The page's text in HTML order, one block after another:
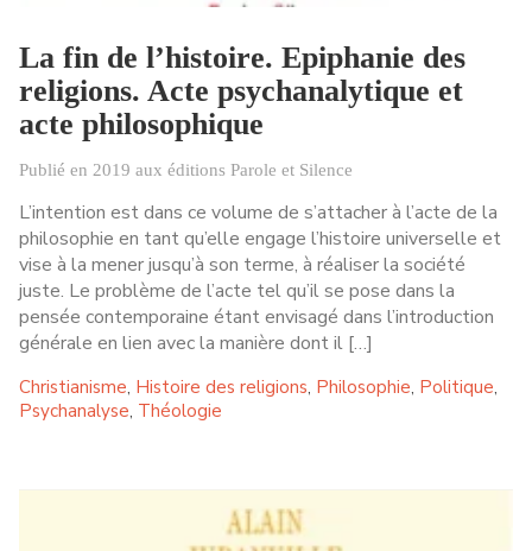
La fin de l’histoire. Epiphanie des
religions. Acte psychanalytique et
acte philosophique
Publié en 2019 aux éditions Parole et Silence
L’intention est dans ce volume de s’attacher à l’acte de la
philosophie en tant qu’elle engage l’histoire universelle et
vise à la mener jusqu’à son terme, à réaliser la société
juste. Le problème de l’acte tel qu’il se pose dans la
pensée contemporaine étant envisagé dans l’introduction
générale en lien avec la manière dont il […]
Christianisme, Histoire des religions, Philosophie, Politique,
Psychanalyse, Théologie